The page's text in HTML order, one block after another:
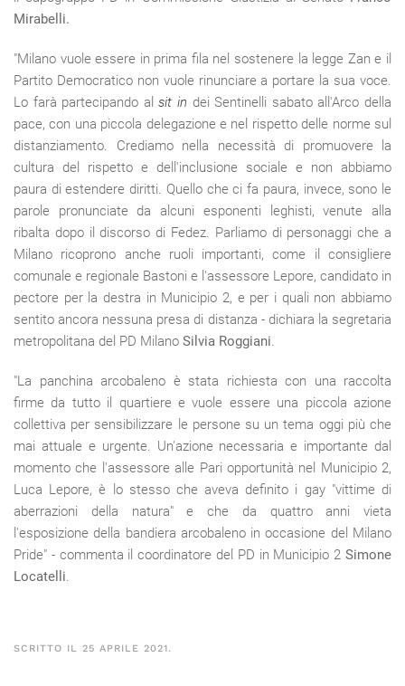
Mirabelli.
"Milano vuole essere in prima fila nel sostenere la legge Zan e il
Partito Democratico non vuole rinunciare a portare la sua voce.
Lo farà partecipando alsit in dei Sentinelli sabato all'Arco della
pace, con una piccola delegazione e nel rispetto delle norme sul
distanziamento. Crediamo nella necessità di promuovere la
cultura del rispetto e dell'inclusione sociale e non abbiamo
paura di estendere diritti. Quello che ci fa paura, invece, sono le
parole pronunciate da alcuni esponenti leghisti, venute alla
ribalta dopo il discorso di Fedez. Parliamo di personaggi che a
Milano ricoprono anche ruoli importanti, come il consigliere
comunale e regionale Bastoni e l'assessore Lepore, candidato in
pectore per la destra in Municipio 2, e per i quali non abbiamo
sentito ancora nessuna presa di distanza - dichiara la segretaria
metropolitana del PD Milano Silvia Roggiani.
"La panchina arcobaleno è stata richiesta con una raccolta
firme da tutto il quartiere e vuole essere una piccola azione
collettiva per sensibilizzare le persone su un tema oggi più che
mai attuale e urgente. Un'azione necessaria e importante dal
momento che l'assessore alle Pari opportunità nel Municipio 2,
Luca Lepore, è lo stesso che aveva definito i gay "vittime di
aberrazioni della natura" e che da quattro anni vieta
l'esposizione della bandiera arcobaleno in occasione del Milano
Pride" - commenta il coordinatore del PD in Municipio 2 Simone
Locatelli.
SCRITTO IL 25 APRILE 2021.